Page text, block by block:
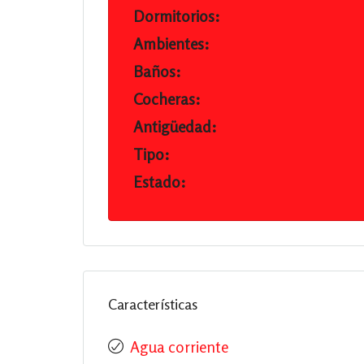
Dormitorios:
Ambientes:
Baños:
Cocheras:
Antigüedad:
Tipo:
Estado:
Características
Agua corriente